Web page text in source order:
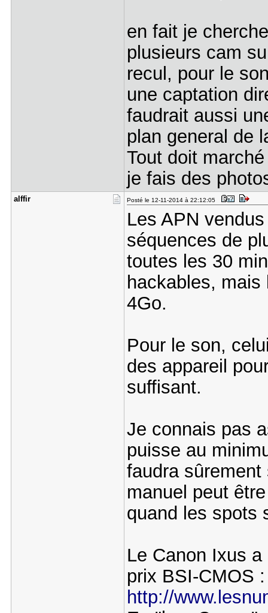
en fait je
plusieurs cam
recul, pour le
une captation
faudrait aussi
plan general de
Tout doit
je fais des
alffir Posté le 12-11-2014 à 22:12:05
Les APN
séquences de
toutes les 30
hackables,
4Go.
Pour le son,
des appareil
suffisant.
Je connais pas
puisse au
faudra
manuel peut
quand les spots
Le Canon Ixus
prix BSI-CMOS :
http://